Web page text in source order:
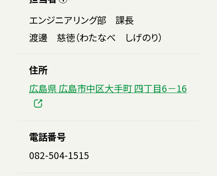
エンジニアリング部 課長
渡邊 慈徳（わたなべ しげのり）
住所
広島県 広島市中区大手町 四丁目6－16
電話番号
082-504-1515